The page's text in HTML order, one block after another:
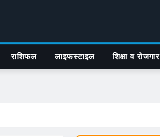
राशिफल लाइफस्टाइल शिक्षा व रोजगार